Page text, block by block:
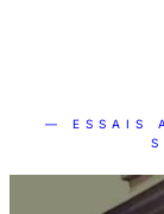
— ESSAIS